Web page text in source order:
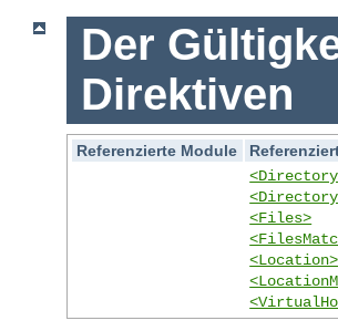
Der
Direktiven
Referenzierte Module
<Files>
<Location>